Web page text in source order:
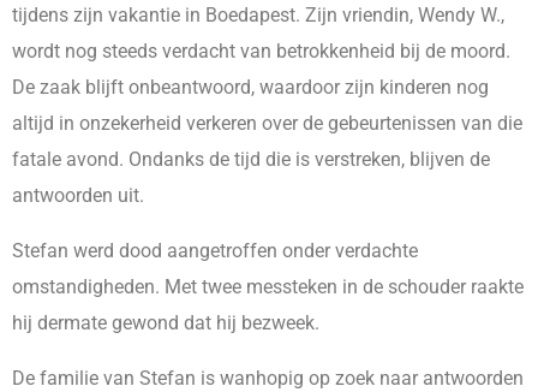
tijdens zijn vakantie in Boedapest. Zijn vriendin, Wendy W.,
wordt nog steeds verdacht van betrokkenheid bij de moord.
De zaak blijft onbeantwoord, waardoor zijn kinderen nog
altijd in onzekerheid verkeren over de gebeurtenissen van die
fatale avond. Ondanks de tijd die is verstreken, blijven de
antwoorden uit.
Stefan werd dood aangetroffen onder verdachte
omstandigheden. Met twee messteken in de schouder raakte
hij dermate gewond dat hij bezweek.
De familie van Stefan is wanhopig op zoek naar antwoorden